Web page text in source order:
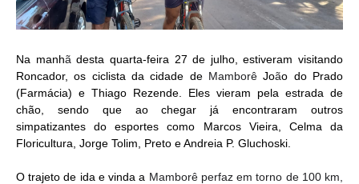
Na manhã desta quarta-feira 27 de julho, estiveram visitando
Roncador, os ciclista da cidade de Mamborê João do Prado
(Farmácia) e Thiago Rezende. Eles vieram pela estrada de
chão, sendo que ao chegar já encontraram outros
simpatizantes do esportes como Marcos Vieira, Celma da
Floricultura, Jorge Tolim, Preto e Andreia P. Gluchoski.
O trajeto de ida e vinda a Mamborê perfaz em torno de 100 km,